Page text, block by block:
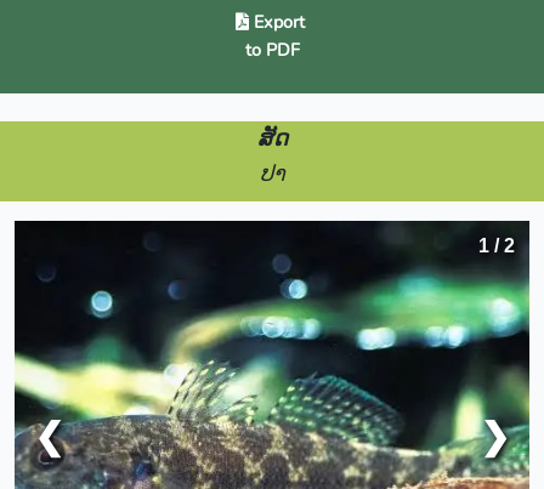
Export
to PDF
ສັດ
ປາ
1 / 2
❮ ❯